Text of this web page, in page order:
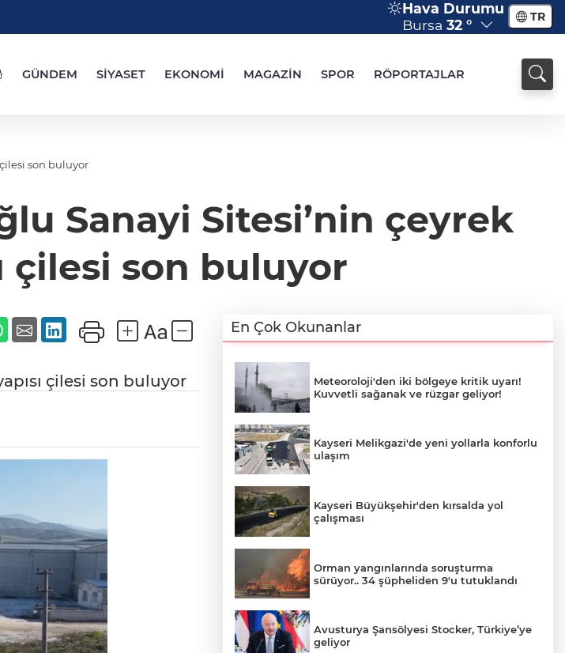
Hava Durumu
Bursa 32 ° TR
GÜNDEM SİYASET EKONOMİ MAGAZİN SPOR RÖPORTAJLAR
son buluyor
Sanayi Sitesi’nin çeyrek
çilesi son buluyor
çilesi son buluyor
En Çok Okunanlar
Meteoroloji'den iki bölgeye kritik uyarı!
Kuvvetli sağanak ve rüzgar geliyor!
Kayseri Melikgazi'de yeni yollarla konforlu
ulaşım
Kayseri Büyükşehir'den kırsalda yol
çalışması
Orman yangınlarında soruşturma
sürüyor.. 34 şüpheliden 9'u tutuklandı
Avusturya Şansölyesi Stocker, Türkiye’ye
geliyor